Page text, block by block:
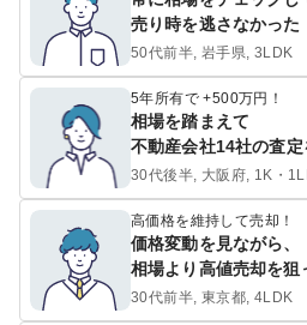
売り時を逃さなかった
50代前半, 岩手県, 3LDK
5年所有で +500万円！
相場を踏まえて
不動産会社14社の査定
30代後半, 大阪府, 1K・
高価格を維持して売却！
価格変動を見ながら、
相場より高値売却を狙
30代前半, 東京都, 4LDK